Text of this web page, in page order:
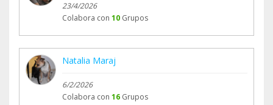
23/4/2026
Colabora con 10 Grupos
Natalia Maraj
6/2/2026
Colabora con 16 Grupos